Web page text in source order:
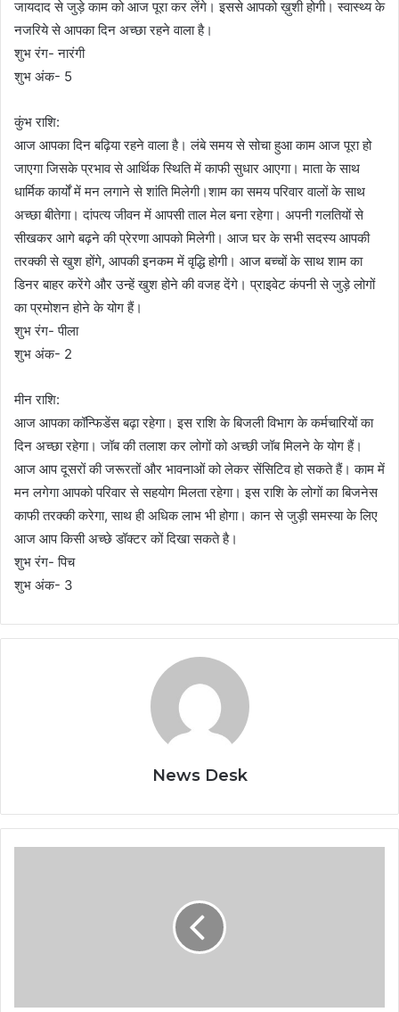
जायदाद से जुड़े काम को आज पूरा कर लेंगे। इससे आपको ख़ुशी होगी। स्वास्थ्य के
नजरिये से आपका दिन अच्छा रहने वाला है।
शुभ रंग- नारंगी
शुभ अंक- 5
कुंभ राशि:
आज आपका दिन बढ़िया रहने वाला है। लंबे समय से सोचा हुआ काम आज पूरा हो
जाएगा जिसके प्रभाव से आर्थिक स्थिति में काफी सुधार आएगा। माता के साथ
धार्मिक कार्यों में मन लगाने से शांति मिलेगी।शाम का समय परिवार वालों के साथ
अच्छा बीतेगा। दांपत्य जीवन में आपसी ताल मेल बना रहेगा। अपनी गलतियों से
सीखकर आगे बढ़ने की प्रेरणा आपको मिलेगी। आज घर के सभी सदस्य आपकी
तरक्की से खुश होंगे, आपकी इनकम में वृद्धि होगी। आज बच्चों के साथ शाम का
डिनर बाहर करेंगे और उन्हें खुश होने की वजह देंगे। प्राइवेट कंपनी से जुड़े लोगों
का प्रमोशन होने के योग हैं।
शुभ रंग- पीला
शुभ अंक- 2
मीन राशि:
आज आपका कॉन्फिडेंस बढ़ा रहेगा। इस राशि के बिजली विभाग के कर्मचारियों का
दिन अच्छा रहेगा। जॉब की तलाश कर लोगों को अच्छी जॉब मिलने के योग हैं।
आज आप दूसरों की जरूरतों और भावनाओं को लेकर सेंसिटिव हो सकते हैं। काम में
मन लगेगा आपको परिवार से सहयोग मिलता रहेगा। इस राशि के लोगों का बिजनेस
काफी तरक्की करेगा, साथ ही अधिक लाभ भी होगा। कान से जुड़ी समस्या के लिए
आज आप किसी अच्छे डॉक्टर कों दिखा सकते है।
शुभ रंग- पिच
शुभ अंक- 3
News Desk